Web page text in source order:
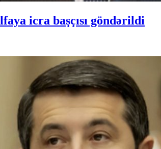
icra başçısı göndərildi